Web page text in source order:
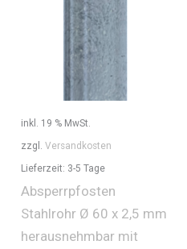
inkl. 19 % MwSt.
zzgl.Versandkosten
Lieferzeit: 3-5 Tage
Absperrpfosten
Stahlrohr Ø 60 x 2,5 mm
herausnehmbar mit